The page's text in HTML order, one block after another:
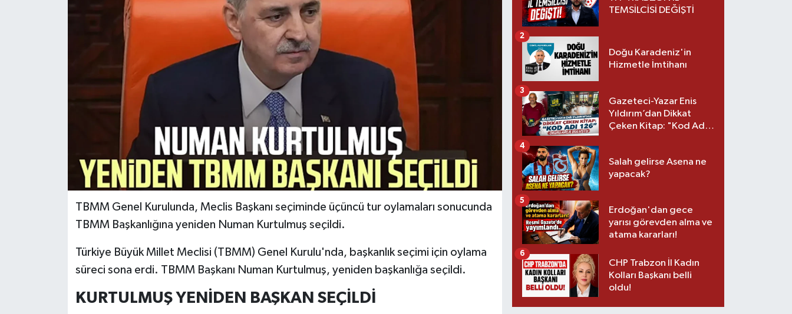
TBMM Genel Kurulunda, Meclis Başkanı seçiminde üçüncü tur oylamaları sonucunda
TBMM Başkanlığına yeniden Numan Kurtulmuş seçildi.
Türkiye Büyük Millet Meclisi (TBMM) Genel Kurulu'nda, başkanlık seçimi için oylama
süreci sona erdi. TBMM Başkanı Numan Kurtulmuş, yeniden başkanlığa seçildi.
KURTULMUŞ YENİDEN BAŞKAN SEÇİLDİ
TEMSİLCİSİ DEĞİŞTİ
Doğu Karadeniz'in
Hizmetle İmtihanı
2
Gazeteci-Yazar Enis
Yıldırım’dan Dikkat
Çeken Kitap: "Kod Adı
3
Salah gelirse Asena ne
yapacak?
4
Erdoğan'dan gece
yarısı görevden alma ve
atama kararları!
5
CHP Trabzon İl Kadın
Kolları Başkanı belli
oldu!
6